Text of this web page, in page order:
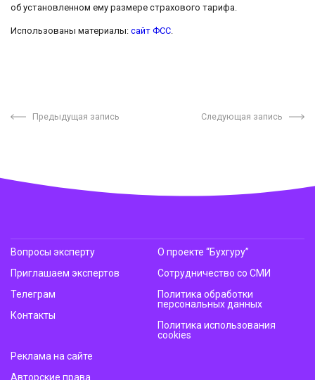
об установленном ему размере страхового тарифа.
Использованы материалы: сайт ФСС
Предыдущая запись Следующая запись
Вопросы эксперту
Приглашаем экспертов
Телеграм
Контакты
О проекте “Бухгуру”
Сотрудничество со СМИ
Политика обработки
персональных данных
Политика использования
cookies
Реклама на сайте
Авторские права